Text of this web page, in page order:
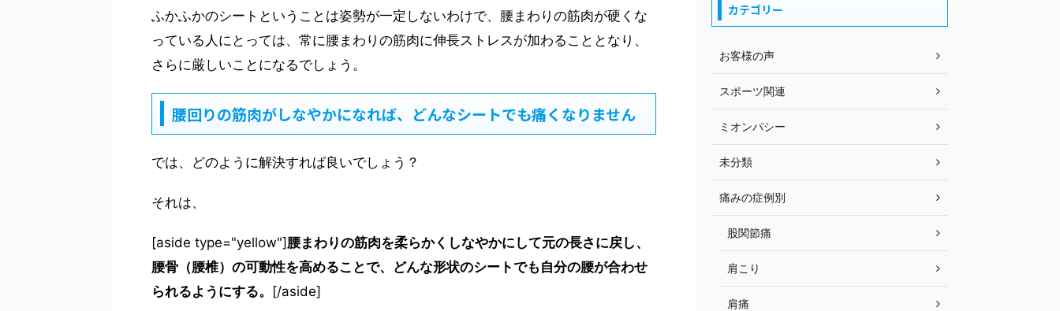
ふかふかのシートということは姿勢が一定しないわけで、腰まわりの筋肉が硬くな
っている人にとっては、常に腰まわりの筋肉に伸長ストレスが加わることとなり、
さらに厳しいことになるでしょう。
腰回りの筋肉がしなやかになれば、どんなシートでも痛くなりません
では、どのように解決すれば良いでしょう？
それは、
[aside type="yellow"]腰まわりの筋肉を柔らかくしなやかにして元の長さに戻し、
腰骨（腰椎）の可動性を高めることで、どんな形状のシートでも自分の腰が合わせ
られるようにする。 [/aside]
カテゴリー
お客様の声
スポーツ関連
ミオンパシー
未分類
痛みの症例別
股関節痛
肩こり
肩痛